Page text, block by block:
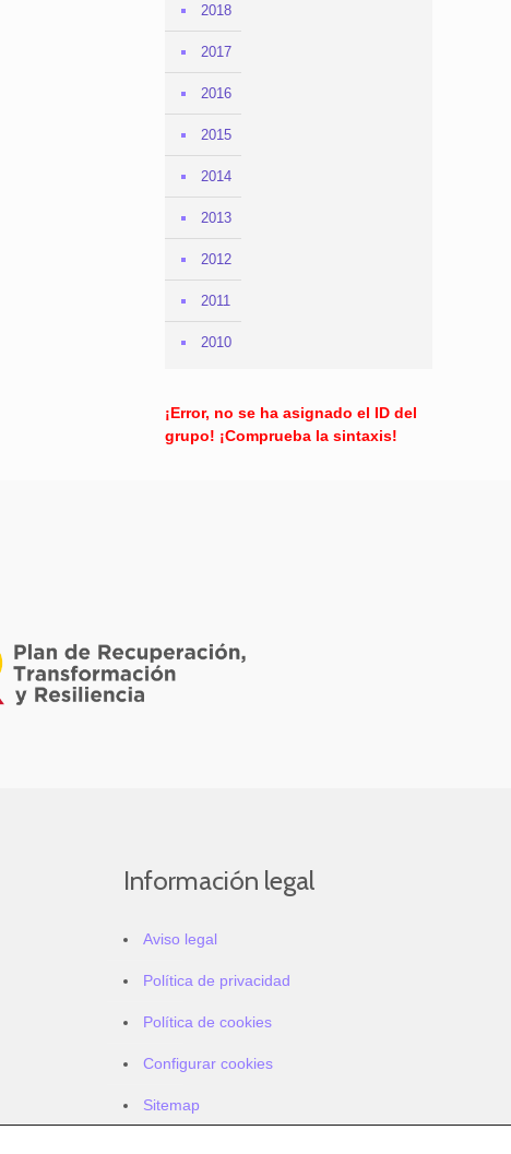
2018
2017
2016
2015
2014
2013
2012
2011
2010
¡Error, no se ha asignado el ID del
grupo! ¡Comprueba la sintaxis!
Información legal
Aviso legal
Política de privacidad
Política de cookies
Configurar cookies
Sitemap